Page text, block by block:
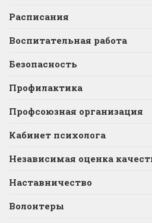
Расписания
Воспитательная работа
Безопасность
Профилактика
Профсоюзная организация
Кабинет психолога
Независимая оценка
Наставничество
Волонтеры